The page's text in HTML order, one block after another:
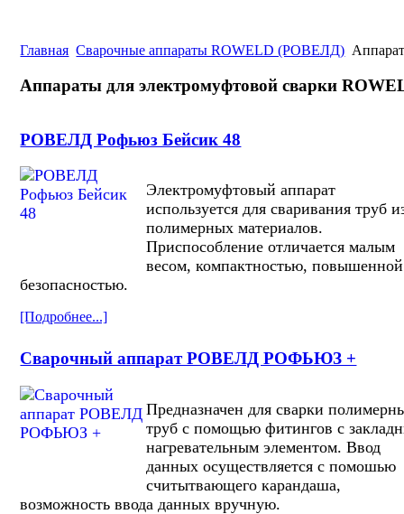
Главная Cварочные аппараты ROWELD (РОВЕЛД)
Аппараты для электромуфтовой сварки
РОВЕЛД Рофьюз Бейсик 48
Электромуфтовый аппарат
используется для сваривания труб
полимерных материалов.
Приспособление отличается малым
весом, компактностью, повышенной
безопасностью.
[Подробнее...]
Сварочный аппарат РОВЕЛД РОФЬЮЗ +
Предназначен для сварки
труб с помощью фитингов с
нагревательным элементом. Ввод
данных осуществляется с помошью
считытвающего карандаша,
возможность ввода данных вручную.